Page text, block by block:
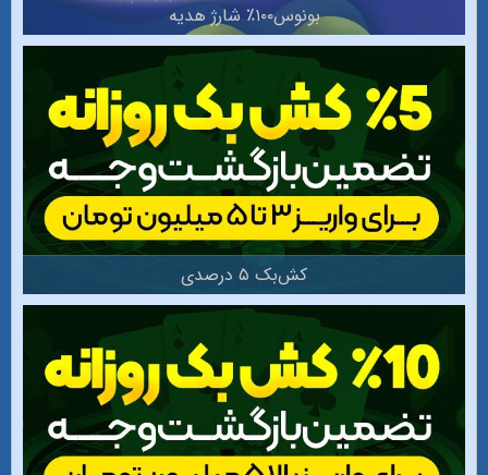
بونوس۱۰۰٪ شارژ هدیه
کش‌بک ۵ درصدی